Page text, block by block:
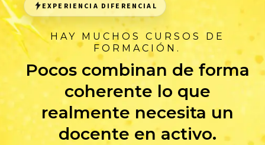
EXPERIENCIA DIFERENCIAL
HAY MUCHOS CURSOS DE
FORMACIÓN.
Pocos combinan de forma
coherente lo que
realmente necesita un
docente en activo.